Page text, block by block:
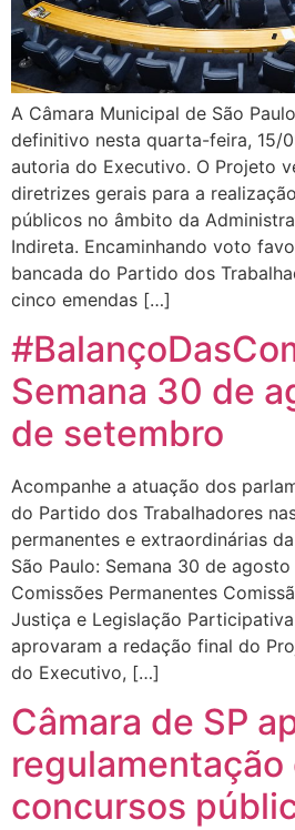
A Câmara Municipal de São
definitivo nesta quarta-feira, 15/
autoria do Executivo. O Projeto
diretrizes gerais para a
públicos no âmbito da
Indireta. Encaminhando voto
bancada do Partido dos
cinco emendas […]
Semana 30 de
de setembro
Acompanhe a atuação dos
do Partido dos Trabalhadores
permanentes e extraordinárias
São Paulo: Semana 30 de
Comissões Permanentes
Justiça e Legislação
aprovaram a redação final do
do Executivo, […]
Câmara de SP
regulamentação
concursos